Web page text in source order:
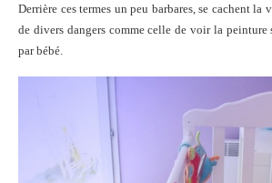
Derrière ces termes un peu barbares, se cachent la
de divers dangers comme celle de voir la peinture
par bébé.